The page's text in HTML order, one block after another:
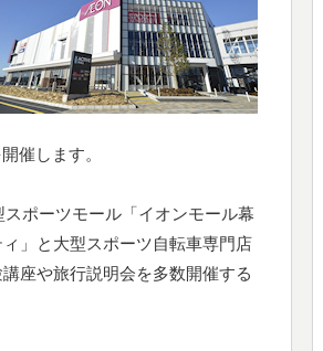
催します。
ポーツモール「イオンモール幕
」と大型スポーツ自転車専門店
座や旅行説明会を多数開催する